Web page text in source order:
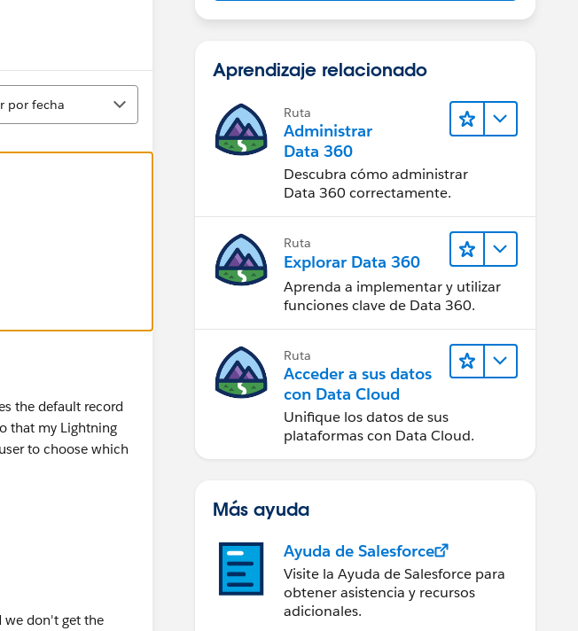
por fecha
the default record
that my Lightning
to choose which
we don't get the
Aprendizaje relacionado
Ruta
Administrar
Data 360
Descubra cómo administrar
Data 360 correctamente.
Ruta
Explorar Data 360
Aprenda a implementar y utilizar
funciones clave de Data 360.
Ruta
Acceder a sus datos
con Data Cloud
Unifique los datos de sus
plataformas con Data Cloud.
Más ayuda
Ayuda de Salesforce
Visite la Ayuda de Salesforce para
obtener asistencia y recursos
adicionales.